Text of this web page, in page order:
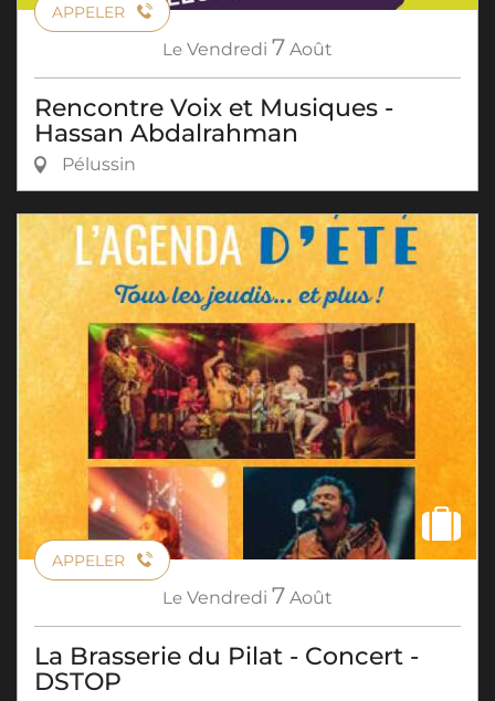
APPELER
Le Vendredi 7 Août
Rencontre Voix et Musiques -
Hassan Abdalrahman
Pélussin
APPELER
Le Vendredi 7 Août
La Brasserie du Pilat - Concert -
DSTOP